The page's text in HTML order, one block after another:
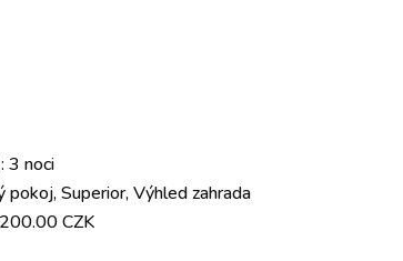
3 noci
Superior, Výhled zahrada
CZK